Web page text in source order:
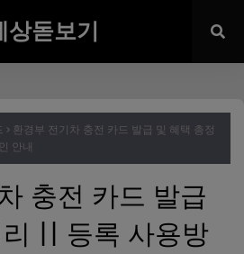
상돋보기
환경부 전기차 충전 카드 발급 및 혜택 총정
안내
충전 카드 발급
|| 등록 사용방